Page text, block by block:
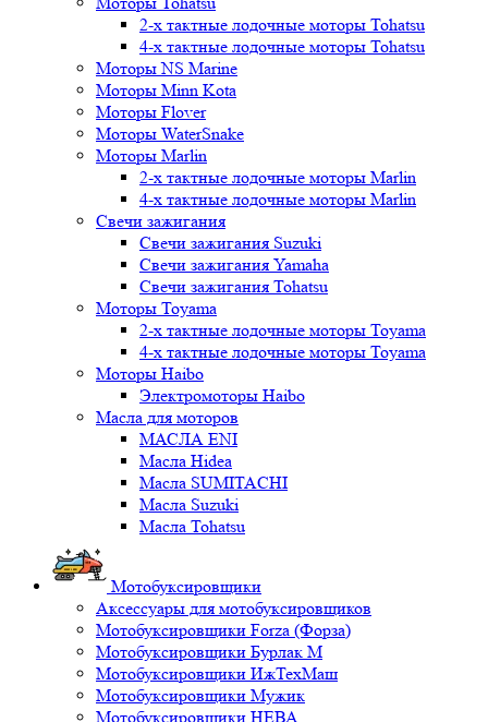
2-х тактные лодочные моторы Tohatsu
4-х тактные лодочные моторы Tohatsu
Моторы NS Marine
Моторы Minn Kota
Моторы Flover
Моторы WaterSnake
Моторы Marlin
2-х тактные лодочные моторы Marlin
4-х тактные лодочные моторы Marlin
Свечи зажигания
Свечи зажигания Suzuki
Свечи зажигания Yamaha
Свечи зажигания Tohatsu
Моторы Toyama
2-х тактные лодочные моторы Toyama
4-х тактные лодочные моторы Toyama
Моторы Haibo
Электромоторы Haibo
Масла для моторов
МАСЛА ENI
Масла Hidea
Масла SUMITACHI
Масла Suzuki
Масла Tohatsu
Мотобуксировщики
Аксессуары для мотобуксировщиков
Мотобуксировщики Forza (Форза)
Мотобуксировщики Бурлак М
Мотобуксировщики ИжТехМаш
Мотобуксировщики Мужик
Мотобуксировщики НЕВА